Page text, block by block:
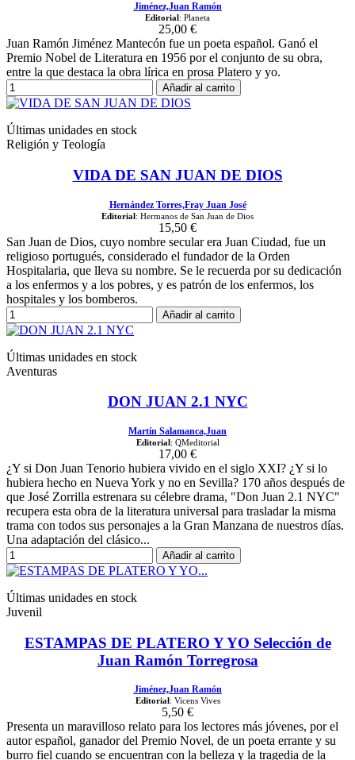
Jiménez,Juan Ramón
Editorial: Planeta
25,00 €
Juan Ramón Jiménez Mantecón fue un poeta español. Ganó el
Premio Nobel de Literatura en 1956 por el conjunto de su obra,
entre la que destaca la obra lírica en prosa Platero y yo.
Añadir al carrito
Últimas unidades en stock
Religión y Teología
VIDA DE SAN JUAN DE DIOS
Hernández Torres,Fray Juan José
Editorial: Hermanos de San Juan de Dios
15,50 €
San Juan de Dios, cuyo nombre secular era Juan Ciudad, fue un
religioso portugués, considerado el fundador de la Orden
Hospitalaria, que lleva su nombre. Se le recuerda por su dedicación
a los enfermos y a los pobres, y es patrón de los enfermos, los
hospitales y los bomberos.
Añadir al carrito
Últimas unidades en stock
Aventuras
DON JUAN 2.1 NYC
Martín Salamanca,Juan
Editorial: QMeditorial
17,00 €
¿Y si Don Juan Tenorio hubiera vivido en el siglo XXI? ¿Y si lo
hubiera hecho en Nueva York y no en Sevilla? 170 años después de
que José Zorrilla estrenara su célebre drama, "Don Juan 2.1 NYC"
recupera esta obra de la literatura universal para trasladar la misma
trama con todos sus personajes a la Gran Manzana de nuestros días.
Una adaptación del clásico...
Añadir al carrito
Últimas unidades en stock
Juvenil
ESTAMPAS DE PLATERO Y YO Selección de
Juan Ramón Torregrosa
Jiménez,Juan Ramón
Editorial : Vicens Vives
5,50 €
Presenta un maravilloso relato para los lectores más jóvenes, por el
autor español, ganador del Premio Novel, de un poeta errante y su
burro fiel cuando se encuentran con la belleza y la tragedia de la